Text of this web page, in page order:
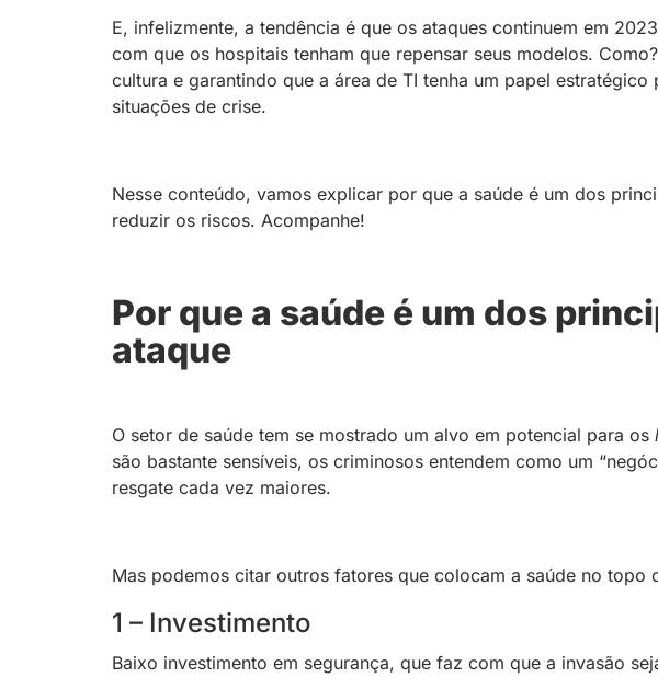
E, infelizmente, a tendência é que os ataques continuem em
com que os hospitais tenham que repensar seus modelos.
cultura e garantindo que a área de TI tenha um papel
situações de crise.
Nesse conteúdo, vamos explicar por que a saúde é um dos
reduzir os riscos. Acompanhe!
Por que a saúde é um dos
ataque
O setor de saúde tem se mostrado um alvo em potencial para os
são bastante sensíveis, os criminosos entendem como um
resgate cada vez maiores.
Mas podemos citar outros fatores que colocam a saúde no topo
1 – Investimento
Baixo investimento em segurança, que faz com que a invasão